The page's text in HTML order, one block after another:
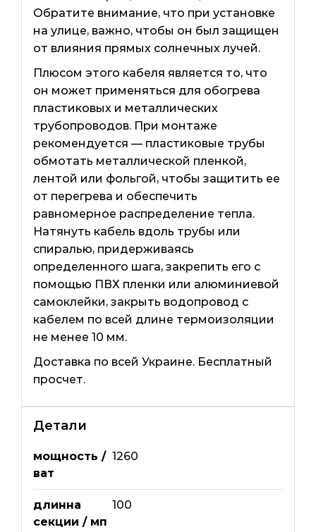
Обратите внимание, что при установке
на улице, важно, чтобы он был защищен
от влияния прямых солнечных лучей.
Плюсом этого кабеля является то, что
он может применяться для обогрева
пластиковых и металлических
трубопроводов. При монтаже
рекомендуется — пластиковые трубы
обмотать металлической пленкой,
лентой или фольгой, чтобы защитить ее
от перегрева и обеспечить
равномерное распределение тепла.
Натянуть кабель вдоль трубы или
спиралью, придерживаясь
определенного шага, закрепить его с
помощью ПВХ пленки или алюминиевой
самоклейки, закрыть водопровод с
кабелем по всей длине термоизоляции
не менее 10 мм.
Доставка по всей Украине. Бесплатный
просчет.
Детали
мощность /
ват
1260
длинна
секции / мп
100